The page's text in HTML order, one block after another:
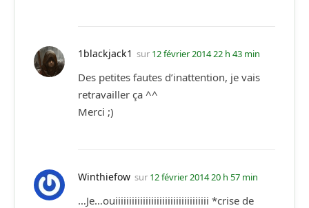
1blackjack1 sur 12 février 2014 22 h 43 min
Des petites fautes d’inattention, je vais
retravailler ça ^^
Merci ;)
Winthiefow sur 12 février 2014 20 h 57 min
…Je…ouiiiiiiiiiiiiiiiiiiiiiiiiiiiiiiiiii *crise de